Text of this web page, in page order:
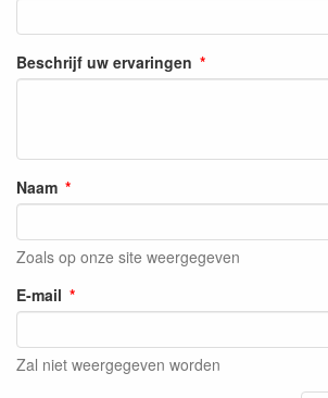
Beschrijf uw ervaringen
Naam
Zoals op onze site weergegeven
E-mail
Zal niet weergegeven worden